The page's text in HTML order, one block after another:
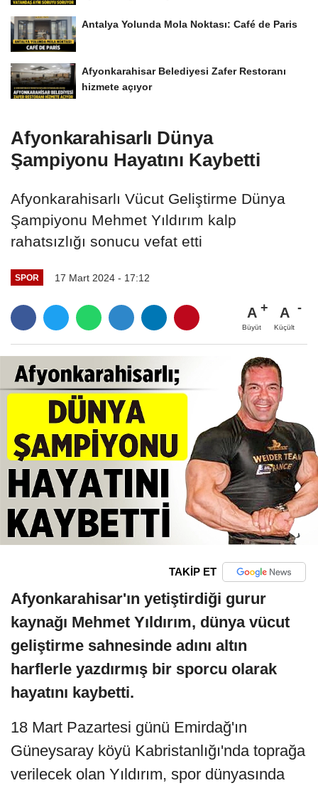
Antalya Yolunda Mola Noktası: Café de Paris
Afyonkarahisar Belediyesi Zafer Restoranı
hizmete açıyor
Afyonkarahisarlı Dünya
Şampiyonu Hayatını Kaybetti
Afyonkarahisarlı Vücut Geliştirme Dünya
Şampiyonu Mehmet Yıldırım kalp
rahatsızlığı sonucu vefat etti
SPOR 17 Mart 2024 - 17:12
A
Büyüt
A
Küçült
TAKİP ET
Afyonkarahisar'ın yetiştirdiği gurur
kaynağı Mehmet Yıldırım, dünya vücut
geliştirme sahnesinde adını altın
harflerle yazdırmış bir sporcu olarak
hayatını kaybetti.
18 Mart Pazartesi günü Emirdağ'ın
Güneysaray köyü Kabristanlığı'nda toprağa
verilecek olan Yıldırım, spor dünyasında